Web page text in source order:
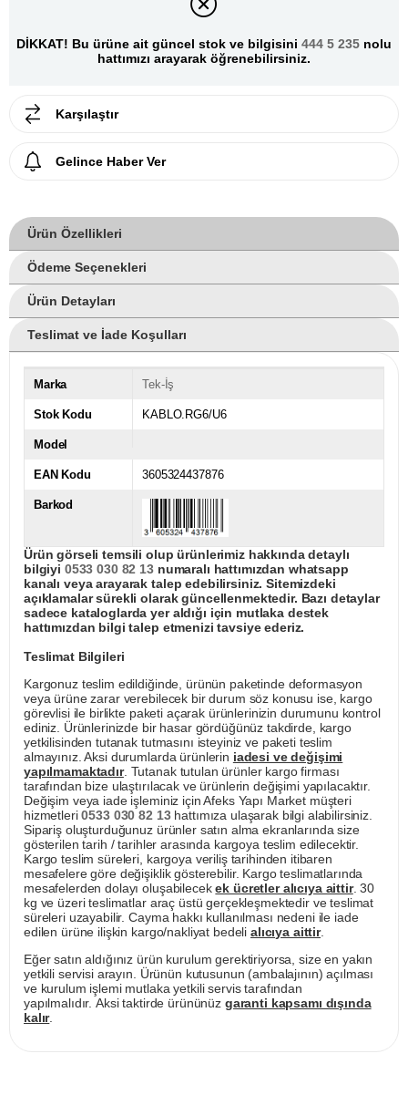
DİKKAT! Bu ürüne ait güncel stok ve bilgisini 444 5 235 nolu
hattımızı arayarak öğrenebilirsiniz.
Karşılaştır
Gelince Haber Ver
Ürün Özellikleri
Ödeme Seçenekleri
Ürün Detayları
Teslimat ve İade Koşulları
Marka Tek-İş
Stok Kodu KABLO.RG6/U6
Model
EAN Kodu 3605324437876
Barkod
Ürün görseli temsili olup ürünlerimiz hakkında detaylı
bilgiyi 0533 030 82 13numaralı hattımızdan whatsapp
kanalı veya arayarak talep edebilirsiniz. Sitemizdeki
açıklamalar sürekli olarak güncellenmektedir. Bazı detaylar
sadece kataloglarda yer aldığı için mutlaka destek
hattımızdan bilgi talep etmenizi tavsiye ederiz.
Teslimat Bilgileri
Kargonuz teslim edildiğinde, ürünün paketinde deformasyon
veya ürüne zarar verebilecek bir durum söz konusu ise, kargo
görevlisi ile birlikte paketi açarak ürünlerinizin durumunu kontrol
ediniz. Ürünlerinizde bir hasar gördüğünüz takdirde, kargo
yetkilisinden tutanak tutmasını isteyiniz ve paketi teslim
almayınız. Aksi durumlarda ürünlerin iadesi ve değişimi
yapılmamaktadır. Tutanak tutulan ürünler kargo firması
tarafından bize ulaştırılacak ve ürünlerin değişimi yapılacaktır.
Değişim veya iade işleminiz için Afeks Yapı Market müşteri
hizmetleri0533 030 82 13hattımıza ulaşarak bilgi alabilirsiniz.
Sipariş oluşturduğunuz ürünler satın alma ekranlarında size
gösterilen tarih / tarihler arasında kargoya teslim edilecektir.
Kargo teslim süreleri, kargoya veriliş tarihinden itibaren
mesafelere göre değişiklik gösterebilir. Kargo teslimatlarında
mesafelerden dolayı oluşabilecekek ücretler alıcıya aittir. 30
kg ve üzeri teslimatlar araç üstü gerçekleşmektedir ve teslimat
süreleri uzayabilir. Cayma hakkı kullanılması nedeni ile iade
edilen ürüne ilişkin kargo/nakliyat bedeli alıcıya aittir.
Eğer satın aldığınız ürün kurulum gerektiriyorsa, size en yakın
yetkili servisi arayın. Ürünün kutusunun (ambalajının) açılması
ve kurulum işlemi mutlaka yetkili servis tarafından
yapılmalıdır. Aksi taktirde ürününüz garanti kapsamı dışında
kalır.